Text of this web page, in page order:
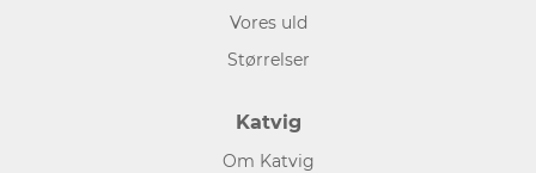
Vores uld
Størrelser
Katvig
Om Katvig